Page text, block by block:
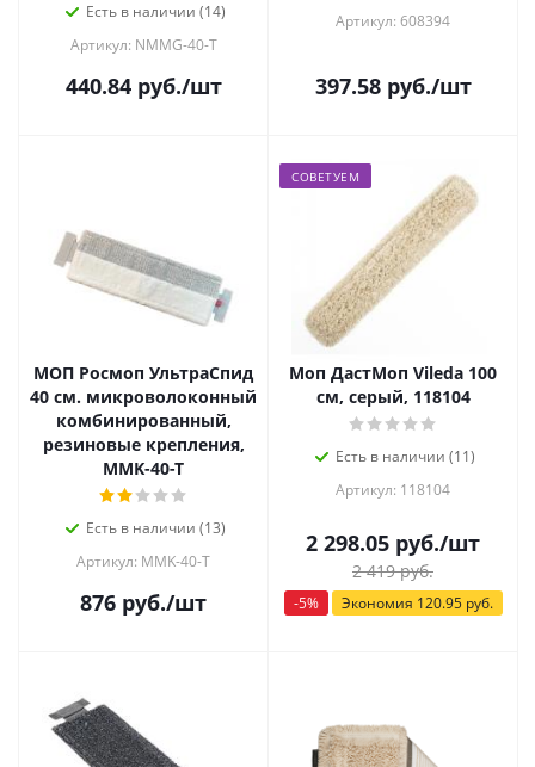
Есть в наличии (14)
Артикул: NMMG-40-T
440.84руб./шт
Артикул: 608394
397.58руб./шт
МОП Росмоп УльтраСпид
40 см. микроволоконный
комбинированный,
резиновые крепления,
МMK-40-T
Есть в наличии (13)
Артикул: МMK-40-T
876 руб./шт
СОВЕТУЕМ
Моп ДастМоп Vileda 100
см, серый, 118104
Есть в наличии (11)
Артикул: 118104
2 298.05 руб./шт
2 419руб.
-5% Экономия 120.95руб.